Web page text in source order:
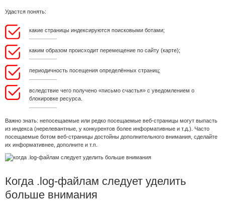
Удастся понять:
какие страницы индексируются поисковыми ботами;
каким образом происходит перемещение по сайту (карте);
периодичность посещения определённых страниц;
вследствие чего получено «письмо счастья» с уведомлением о
блокировке ресурса.
Важно знать: непосещаемые или редко посещаемые веб-страницы могут выпасть
из индекса (нерелевантные, у конкурентов более информативные и т.д.). Часто
посещаемые ботом веб-страницы достойны дополнительного внимания, сделайте
их информативнее, дополните и т.п.
Когда .log-файлам следует уделить
больше внимания